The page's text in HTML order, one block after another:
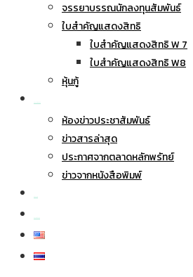
จรรยาบรรณนักลงทุนสัมพันธ์
ใบสำคัญแสดงสิทธิ
ใบสำคัญแสดงสิทธิ W 7
ใบสำคัญแสดงสิทธิ W8
หุ้นกู้
ห้องข่าวประชาสัมพันธ์
ข่าวสารล่าสุด
ประกาศจากตลาดหลักพรัทย์
ข่าวจากหนังสือพิมพ์